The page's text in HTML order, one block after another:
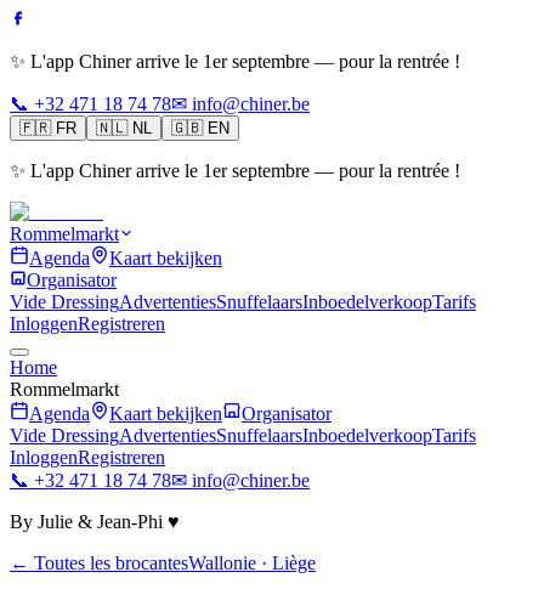
✨ L'app Chiner arrive le 1er septembre — pour la rentrée !
📞 +32 471 18 74 78✉ info@chiner.be
🇫🇷 FR 🇳🇱 NL 🇬🇧 EN
✨ L'app Chiner arrive le 1er septembre — pour la rentrée !
Rommelmarkt
Agenda
Kaart bekijken
Organisator
Vide DressingAdvertentiesSnuffelaarsInboedelverkoopTarifs
InloggenRegistreren
Home
Rommelmarkt
Agenda
Kaart bekijken
Organisator
Vide DressingAdvertentiesSnuffelaarsInboedelverkoopTarifs
InloggenRegistreren
📞 +32 471 18 74 78✉ info@chiner.be
By Julie & Jean-Phi ♥
← Toutes les brocantesWallonie · Liège